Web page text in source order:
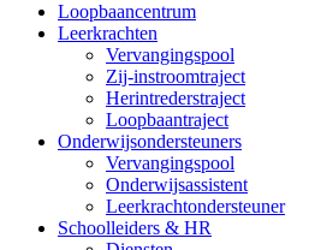
Loopbaancentrum
Leerkrachten
Vervangingspool
Zij-instroomtraject
Herintrederstraject
Loopbaantraject
Onderwijsondersteuners
Vervangingspool
Onderwijsassistent
Leerkrachtondersteuner
Schoolleiders & HR